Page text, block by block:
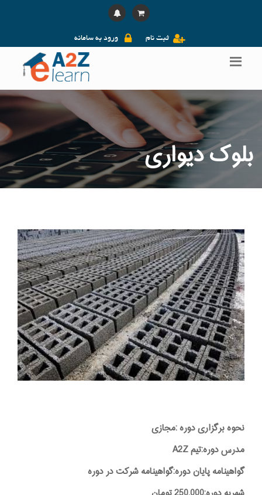
ورود به سامانه ثبت نام
بلوک دیواری
نحوه برگزاری دوره :مجازی
مدرس دوره:تیم A2Z
گواهینامه پایان دوره:گواهینامه شرکت در دوره